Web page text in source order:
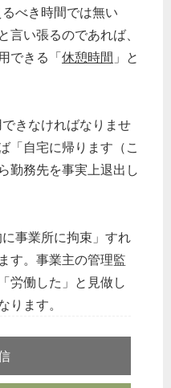
るべき時間では無い
言い張るのであれば、
できる「休憩時間 」と
きなければなりませ
「自宅に帰ります（こ
勤務先を事実上退出し
事業所に拘束」すれ
す。事業主の管理監
労働した」と見做し
ります。